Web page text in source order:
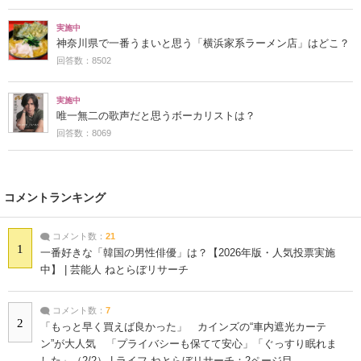
実施中
神奈川県で一番うまいと思う「横浜家系ラーメン店」はどこ？
回答数：8502
実施中
唯一無二の歌声だと思うボーカリストは？
回答数：8069
コメントランキング
1
コメント数： 21
一番好きな「韓国の男性俳優」は？【2026年版・人気投票実施
中】 | 芸能人 ねとらぼリサーチ
2
コメント数： 7
「もっと早く買えば良かった」 カインズの“車内遮光カーテ
ン”が大人気 「プライバシーも保てて安心」「ぐっすり眠れま